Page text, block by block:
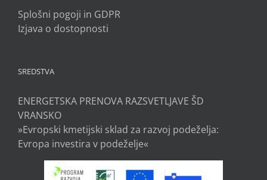
Splošni pogoji in GDPR
Izjava o dostopnosti
SREDSTVA
ENERGETSKA PRENOVA RAZSVETLJAVE ŠD
VRANSKO
»Evropski kmetijski sklad za razvoj podeželja:
Evropa investira v podeželje«